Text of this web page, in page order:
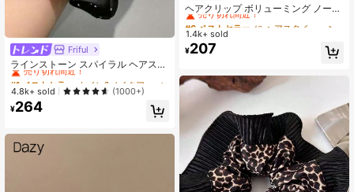
Friful
ラインストーン スパイラル ヘアスク
ランチー 2個/3個/4個/5個セット、
ポニーテールホルダー、デイリーヘ
アスタイルのデコレーションに適
し、サテン シンプル エレガントファ
ッション ヘアタイ、ボヘミアンスタ
エラスティックバンド ビューティー
ホームヘアアクセサリー
#1 ベストセラー
売り切れ間近！
#1 ベストセラー
売り切れ間近！
#1 ベストセラー
売り切れ間近！
#1 ベストセラー
トイレ&メイクアップ必需品 女性のヘアアクセサリー
4.8k+ sold (1000+)
¥264
ヘアクリップ ボリューミング ノーヒ
ート 1個/2個/4個セット、フラットヘ
アに瞬時にボリュームアップ、ヘア
スタイリングツール
売り切れ間近！
#6 ベストセラー
売り切れ間近！
#6 ベストセラー
売り切れ間近！
#6 ベストセラー
1.4k+ sold
¥207